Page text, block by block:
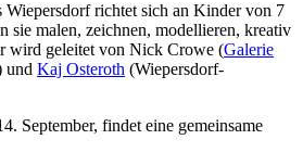
Wiepersdorf richtet sich an Kinder von 7
sie malen, zeichnen, modellieren, kreativ
wird geleitet von Nick Crowe (Galerie
und Kaj Osteroth (Wiepersdorf-
September, findet eine gemeinsame